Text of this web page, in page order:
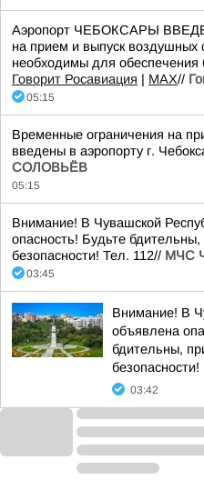
Аэропорт ЧЕБОКСАРЫ
на прием и выпуск воздушных
необходимы для обеспечения
Говорит Росавиация | MАХ//
05:15
Временные ограничения на
введены в аэропорту г.
СОЛОВЬЁВ
05:15
Внимание! В Чувашской
опасность! Будьте
безопасности! Тел. 112// МЧС
03:45
Внимание! В
объявлена
бдительны,
безопасности!
03:42